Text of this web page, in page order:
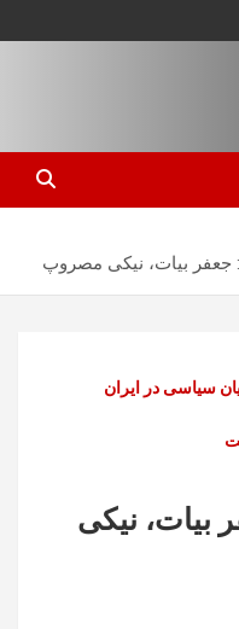
جعفر بيات، نیکی مصروپ
سیاسی در ایران
بيات، نیکی